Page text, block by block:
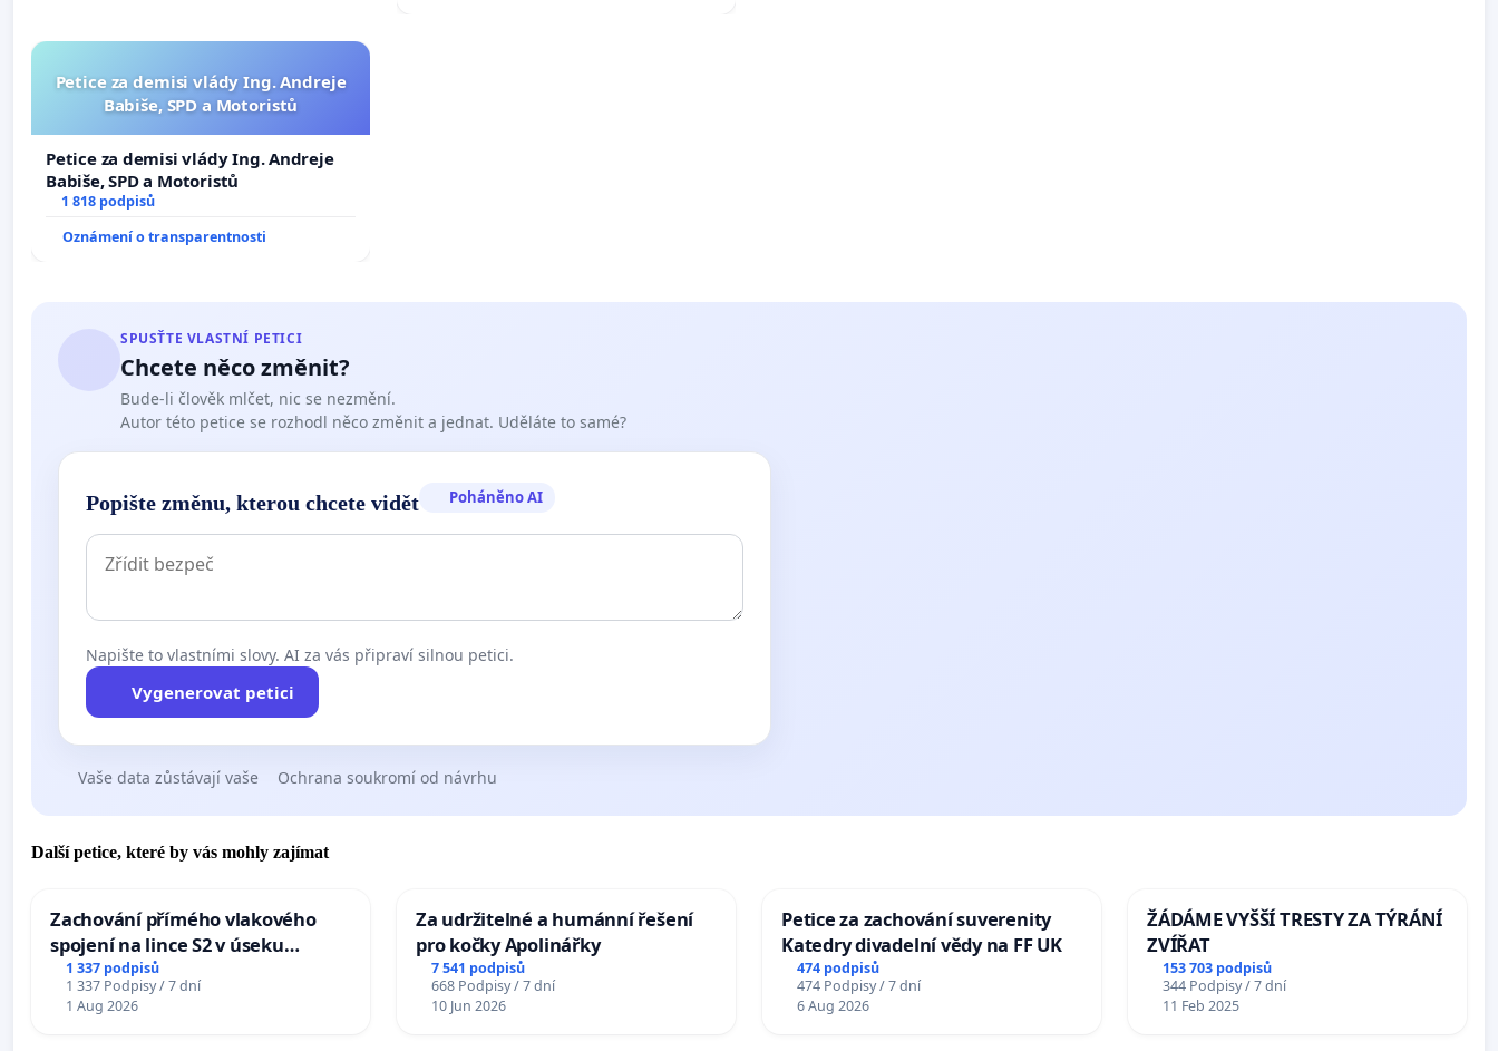
Petice za demisi vlády Ing. Andreje
Babiše, SPD a Motoristů
Petice za demisi vlády Ing. Andreje
Babiše, SPD a Motoristů
1 818 podpisů
Oznámení o transparentnosti
SPUSŤTE VLASTNÍ PETICI
Chcete něco změnit?
Bude-li člověk mlčet, nic se nezmění.
Autor této petice se rozhodl něco změnit a jednat. Uděláte to samé?
Popište změnu, kterou chcete vidět Poháněno AI
Napište to vlastními slovy. AI za vás připraví silnou petici.
Vygenerovat petici
Vaše data zůstávají vaše Ochrana soukromí od návrhu
Další petice, které by vás mohly zajímat
Zachování přímého vlakového
spojení na lince S2 v úseku
Ostrava – Bohumín – Karviná –
Mosty u Jablunkova
1 337 podpisů
1 337 Podpisy / 7 dní
1 Aug 2026
Za udržitelné a humánní řešení
pro kočky Apolinářky
7 541 podpisů
668 Podpisy / 7 dní
10 Jun 2026
Petice za zachování suverenity
Katedry divadelní vědy na FF UK
474 podpisů
474 Podpisy / 7 dní
6 Aug 2026
ŽÁDÁME VYŠŠÍ TRESTY ZA TÝRÁNÍ
ZVÍŘAT
153 703 podpisů
344 Podpisy / 7 dní
11 Feb 2025